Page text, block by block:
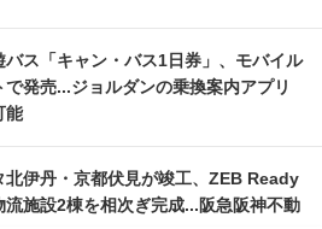
バス「キャン・バス1日券」、モバイル
で発売...ジョルダンの乗換案内アプリ
能
北伊丹・京都伏見が竣工、ZEB Ready
流施設2棟を相次ぎ完成...阪急阪神不動